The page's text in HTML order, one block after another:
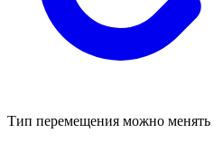
Тип перемещения можно менять